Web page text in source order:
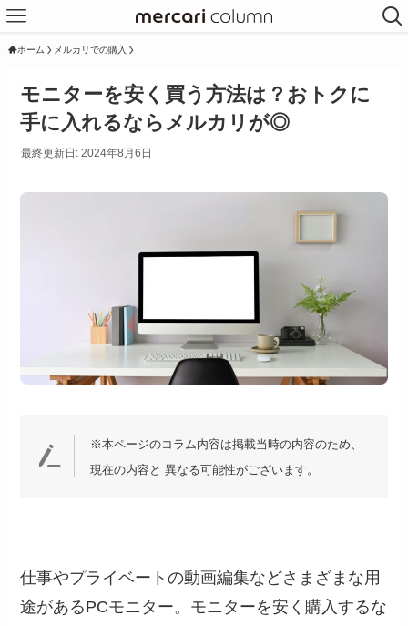
ホーム メルカリでの購入
モニターを安く買う方法は？おトクに
手に入れるならメルカリが◎
最終更新日: 2024年8月6日
※本ページのコラム内容は掲載当時の内容のため、
現在の内容と 異なる可能性がございます。
仕事やプライベートの動画編集などさまざまな用
途があるPCモニター。モニターを安く購入するな